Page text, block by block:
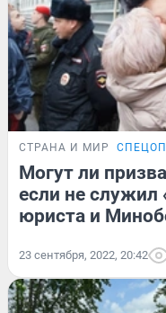
СТРАНА И МИР
Могут ли
если не служил
юриста и
23 сентября, 2022, 20:42